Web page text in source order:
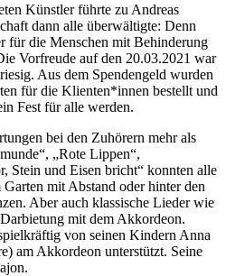
Künstler führte zu Andreas
dann alle überwältigte: Denn
für die Menschen mit Behinderung
Vorfreude auf den 20.03.2021 war
Aus dem Spendengeld wurden
für die Klienten*innen bestellt und
Fest für alle werden.
bei den Zuhörern mehr als
„Rote Lippen“,
Stein und Eisen bricht“ konnten alle
mit Abstand oder hinter den
Aber auch klassische Lieder wie
mit dem Akkordeon.
von seinen Kindern Anna
am Akkordeon unterstützt. Seine